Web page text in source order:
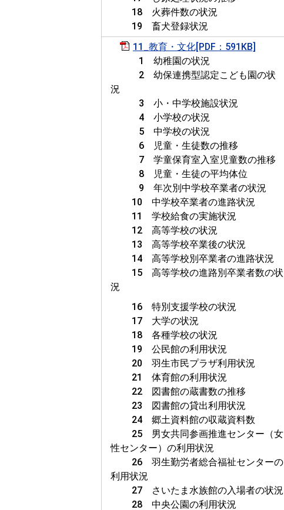
18 火葬件数の状況
19 畜犬登録状況
11_教育・文化[PDF：591KB]
1 幼稚園の状況
2 幼保連携型認定こども園の状
況
3 小・中学校施設状況
4 小学校の状況
5 中学校の状況
6 児童・生徒数の推移
7 学童保育室入室児童数の推移
8 児童・生徒の平均体位
9 年次別中学校卒業者の状況
10 中学校卒業者の進路状況
11 学校給食の実施状況
12 高等学校の状況
13 高等学校卒業後の状況
14 高等学校別卒業者の進路状況
15 高等学校の進路別卒業者数の状
況
16 特別支援学校の状況
17 大学の状況
18 各種学校の状況
19 公民館の利用状況
20 羽生市民プラザ利用状況
21 体育館の利用状況
22 図書館の蔵書数の推移
23 図書館の貸出利用状況
24 郷土資料館の収蔵資料数
25 男女共同参画推進センター（女
性センター）の利用状況
26 羽生勤労者総合福祉センターの
利用状況
27 さいたま水族館の入場者の状況
28 中央公園の利用状況